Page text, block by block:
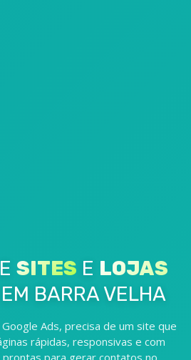
SITES E LOJAS
EM BARRA VELHA
Ads, precisa de um site que
rápidas, responsivas e com
para gerar contatos no